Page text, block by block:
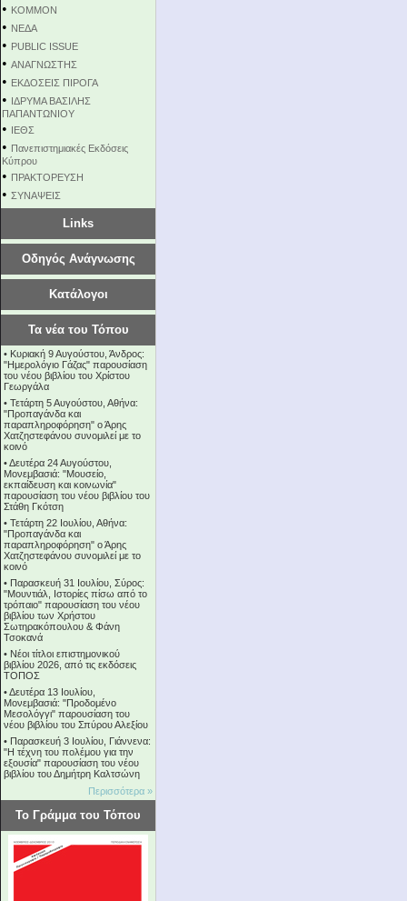
• KOMMON
• NEΔΑ
• PUBLIC ISSUE
• ΑΝΑΓΝΩΣΤΗΣ
• ΕΚΔΟΣΕΙΣ ΠΙΡΟΓΑ
• ΙΔΡΥΜΑ ΒΑΣΙΛΗΣ
ΠΑΠΑΝΤΩΝΙΟΥ
• ΙΕΘΣ
• Πανεπιστημιακές Εκδόσεις
Κύπρου
• ΠΡΑΚΤΟΡΕΥΣΗ
• ΣΥΝΑΨΕΙΣ
Links
Οδηγός Ανάγνωσης
Κατάλογοι
Τα νέα του Τόπου
• Κυριακή 9 Αυγούστου, Άνδρος:
"Ημερολόγιο Γάζας" παρουσίαση
του νέου βιβλίου του Χρίστου
Γεωργάλα
• Τετάρτη 5 Αυγούστου, Αθήνα:
"Προπαγάνδα και
παραπληροφόρηση" ο Άρης
Χατζηστεφάνου συνομιλεί με το
κοινό
•Δευτέρα 24 Αυγούστου,
Μονεμβασιά: "Μουσείο,
εκπαίδευση και κοινωνία"
παρουσίαση του νέου βιβλίου του
Στάθη Γκότση
• Τετάρτη 22 Ιουλίου, Αθήνα:
"Προπαγάνδα και
παραπληροφόρηση" ο Άρης
Χατζηστεφάνου συνομιλεί με το
κοινό
• Παρασκευή 31 Ιουλίου, Σύρος:
"Μουντιάλ, Ιστορίες πίσω από το
τρόπαιο" παρουσίαση του νέου
βιβλίου των Χρήστου
Σωτηρακόπουλου & Φάνη
Τσοκανά
• Νέοι τίτλοι επιστημονικού
βιβλίου 2026, από τις εκδόσεις
ΤΟΠΟΣ
•Δευτέρα 13 Ιουλίου,
Μονεμβασιά: "Προδομένο
Μεσολόγγι" παρουσίαση του
νέου βιβλίου του Σπύρου Αλεξίου
• Παρασκευή 3 Ιουλίου, Γιάννενα:
"Η τέχνη του πολέμου για την
εξουσία" παρουσίαση του νέου
βιβλίου του Δημήτρη Καλτσώνη
Περισσότερα »
Το Γράμμα του Τόπου